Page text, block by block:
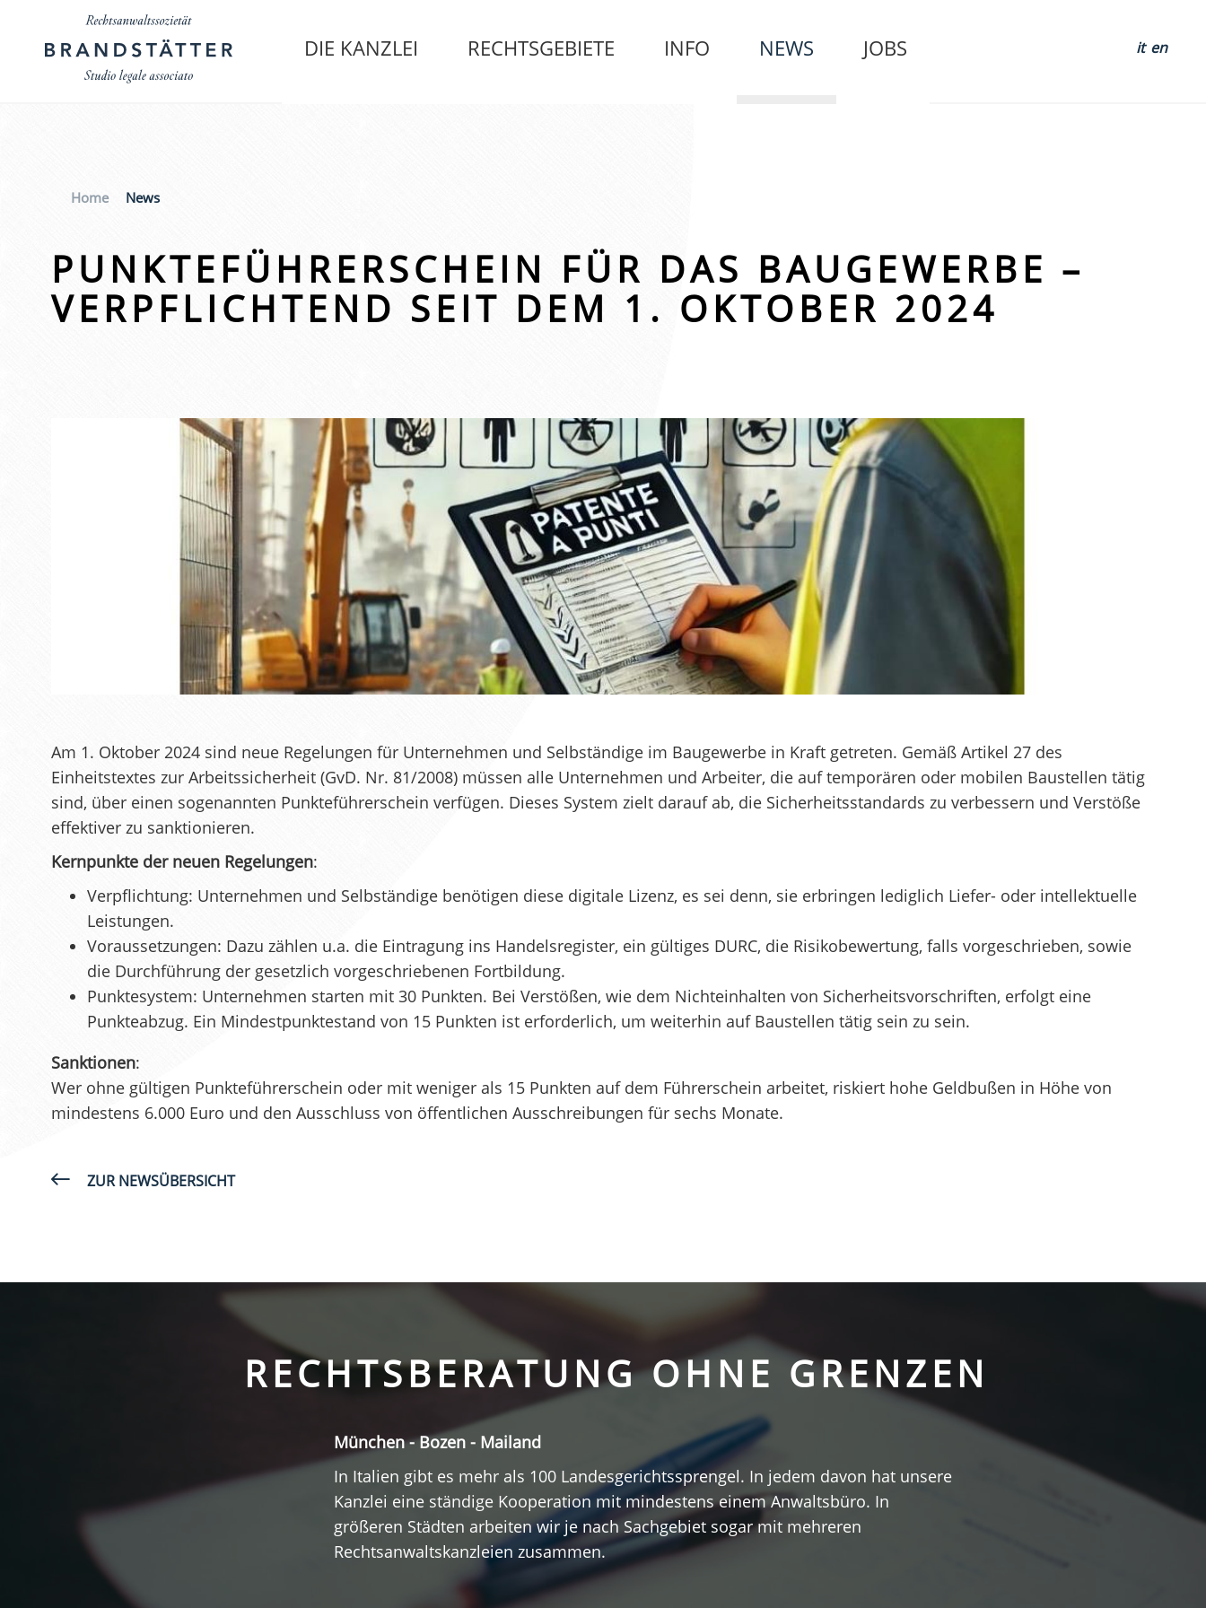
DIE KANZLEI RECHTSGEBIETE INFO NEWS JOBS it en
Home News
PUNKTEFÜHRERSCHEIN FÜR DAS BAUGEWERBE –
VERPFLICHTEND SEIT DEM 1. OKTOBER 2024
Am 1. Oktober 2024 sind neue Regelungen für Unternehmen und Selbständige im Baugewerbe in Kraft getreten. Gemäß Artikel 27 des
Einheitstextes zur Arbeitssicherheit (GvD. Nr. 81/2008) müssen alle Unternehmen und Arbeiter, die auf temporären oder mobilen Baustellen tätig
sind, über einen sogenannten Punkteführerschein verfügen. Dieses System zielt darauf ab, die Sicherheitsstandards zu verbessern und Verstöße
effektiver zu sanktionieren.
Kernpunkte der neuen Regelungen:
Verpflichtung: Unternehmen und Selbständige benötigen diese digitale Lizenz, es sei denn, sie erbringen lediglich Liefer- oder intellektuelle
Leistungen.
Voraussetzungen: Dazu zählen u.a. die Eintragung ins Handelsregister, ein gültiges DURC, die Risikobewertung, falls vorgeschrieben, sowie
die Durchführung der gesetzlich vorgeschriebenen Fortbildung.
Punktesystem: Unternehmen starten mit 30 Punkten. Bei Verstößen, wie dem Nichteinhalten von Sicherheitsvorschriften, erfolgt eine
Punkteabzug. Ein Mindestpunktestand von 15 Punkten ist erforderlich, um weiterhin auf Baustellen tätig sein zu sein.
Sanktionen:
Wer ohne gültigen Punkteführerschein oder mit weniger als 15 Punkten auf dem Führerschein arbeitet, riskiert hohe Geldbußen in Höhe von
mindestens 6.000 Euro und den Ausschluss von öffentlichen Ausschreibungen für sechs Monate.
ZUR NEWSÜBERSICHT
RECHTSBERATUNG OHNE GRENZEN
München - Bozen - Mailand
In Italien gibt es mehr als 100 Landesgerichtssprengel. In jedem davon hat unsere
Kanzlei eine ständige Kooperation mit mindestens einem Anwaltsbüro. In
größeren Städten arbeiten wir je nach Sachgebiet sogar mit mehreren
Rechtsanwaltskanzleien zusammen.